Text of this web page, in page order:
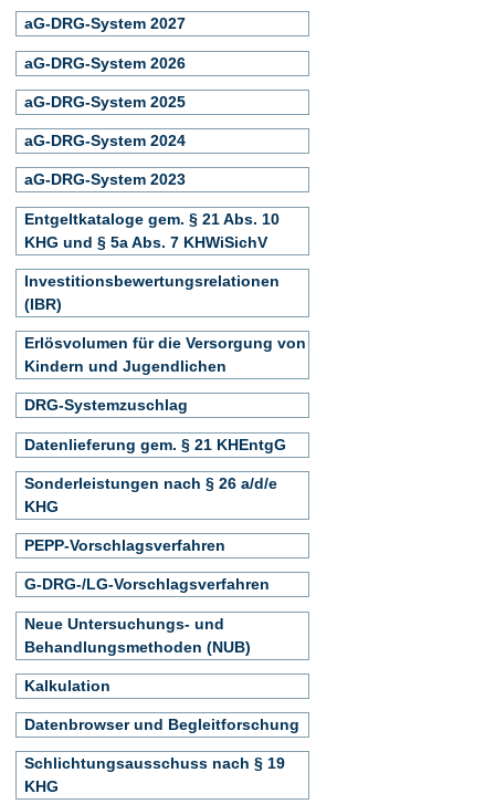
aG-DRG-System 2027
aG-DRG-System 2026
aG-DRG-System 2025
aG-DRG-System 2024
aG-DRG-System 2023
Entgeltkataloge gem. § 21 Abs. 10
KHG und § 5a Abs. 7 KHWiSichV
Investitionsbewertungsrelationen
(IBR)
Erlösvolumen für die Versorgung von
Kindern und Jugendlichen
DRG-Systemzuschlag
Datenlieferung gem. § 21 KHEntgG
Sonderleistungen nach § 26 a/d/e
KHG
PEPP-Vorschlagsverfahren
G-DRG-/LG-Vorschlagsverfahren
Neue Untersuchungs- und
Behandlungsmethoden (NUB)
Kalkulation
Datenbrowser und Begleitforschung
Schlichtungsausschuss nach § 19
KHG